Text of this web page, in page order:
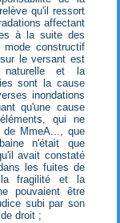
qu'il ressort
affectant
à la suite des
constructif
le versant est
naturelle et la
sont la cause
inondations
qu'une cause
qui ne
de MmeA..., que
n'était que
avait constaté
les fuites de
la fragilité et la
pouvaient être
subi par son
droit ;